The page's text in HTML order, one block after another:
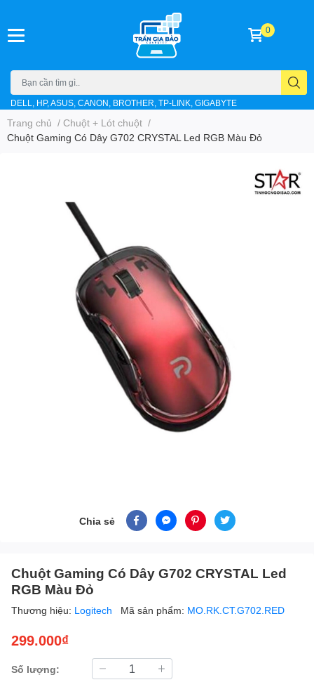
DELL, HP, ASUS, CANON, BROTHER, TP-LINK, GIGABYTE
0
Trang chủ / Chuột + Lót chuột /
Chuột Gaming Có Dây G702 CRYSTAL Led RGB Màu Đỏ
Chia sẻ
Chuột Gaming Có Dây G702 CRYSTAL Led
RGB Màu Đỏ
Thương hiệu: Logitech Mã sản phẩm: MO.RK.CT.G702.RED
299.000₫
Số lượng: